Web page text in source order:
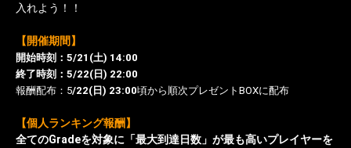
入れよう！！
【開催期間】
開始時刻：5/21(土) 14:00
終了時刻：5/22(日) 22:00
報酬配布：5/22(日) 23:00頃から順次プレゼントBOXに配布
【個人ランキング報酬】
全てのGradeを対象に「最大到達日数」が最も高いプレイヤーを